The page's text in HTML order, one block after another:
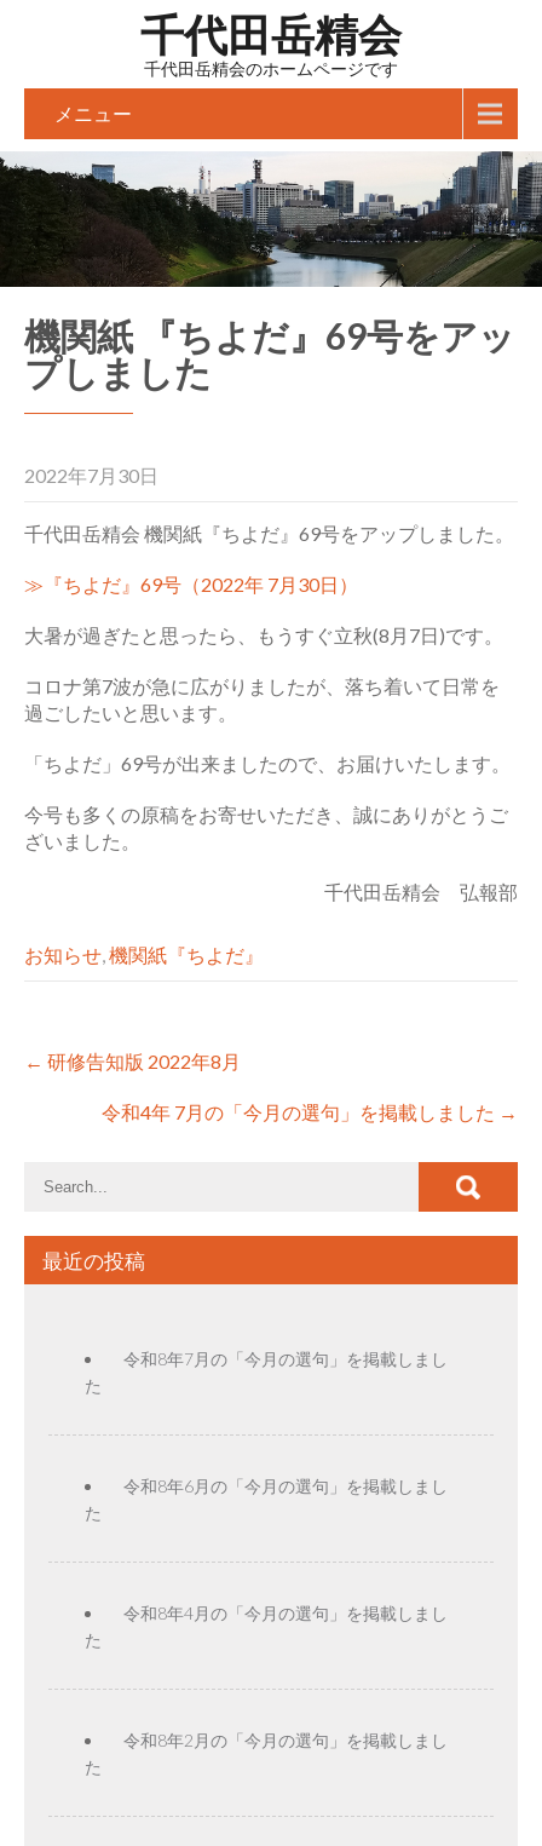
千代田岳精会
千代田岳精会のホームページです
メニュー
機関紙 『ちよだ』69号をアッ
プしました
2022年7月30日
千代田岳精会 機関紙『ちよだ』69号をアップしました。
≫『ちよだ』69号（2022年 7月30日）
大暑が過ぎたと思ったら、もうすぐ立秋(8月7日)です。
コロナ第7波が急に広がりましたが、落ち着いて日常を
過ごしたいと思います。
「ちよだ」69号が出来ましたので、お届けいたします。
今号も多くの原稿をお寄せいただき、誠にありがとうご
ざいました。
千代田岳精会 弘報部
お知らせ,機関紙『ちよだ』
Post
navigation
← 研修告知版 2022年8月
令和4年 7月の「今月の選句」を掲載しました →
最近の投稿
令和8年7月の「今月の選句」を掲載しまし
た
令和8年6月の「今月の選句」を掲載しまし
た
令和8年4月の「今月の選句」を掲載しまし
た
令和8年2月の「今月の選句」を掲載しまし
た